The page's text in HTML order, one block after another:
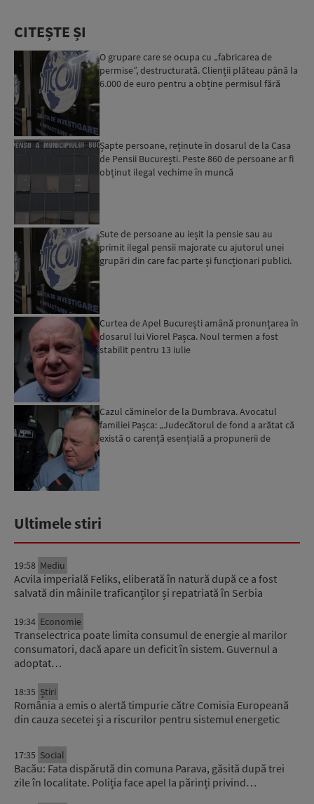
CITEȘTE ȘI
O grupare care se ocupa cu „fabricarea de
permise”, destructurată. Clienții plăteau până la
6.000 de euro pentru a obține permisul fără
Șapte persoane, reținute în dosarul de la Casa
de Pensii București. Peste 860 de persoane ar fi
obținut ilegal vechime în muncă
Sute de persoane au ieșit la pensie sau au
primit ilegal pensii majorate cu ajutorul unei
grupări din care fac parte și funcționari publici.
Curtea de Apel București amână pronunțarea în
dosarul lui Viorel Pașca. Noul termen a fost
stabilit pentru 13 iulie
Cazul căminelor de la Dumbrava. Avocatul
familiei Pașca: „Judecătorul de fond a arătat că
există o carență esențială a propunerii de
Ultimele stiri
19:58 Mediu
Acvila imperială Feliks, eliberată în natură după ce a fost
salvată din mâinile traficanților și repatriată în Serbia
19:34 Economie
Transelectrica poate limita consumul de energie al marilor
consumatori, dacă apare un deficit în sistem. Guvernul a
adoptat…
18:35 Știri
România a emis o alertă timpurie către Comisia Europeană
din cauza secetei și a riscurilor pentru sistemul energetic
17:35 Social
Bacău: Fata dispărută din comuna Parava, găsită după trei
zile în localitate. Poliția face apel la părinți privind…